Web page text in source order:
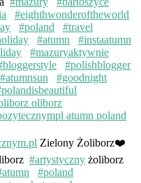
#eighthwonderoftheworld
#poland
#travel
#atumn
#instaatumn
#mazuryaktywnie
#polishblogger
#atumnsun
#goodnight
Zielony Żoliborz❤️
#artystyczny żoliborz
#poland